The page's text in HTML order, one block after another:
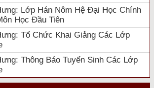
Lớp Hán Nôm Hệ Đại Học Chính
Học Đầu Tiên
Tổ Chức Khai Giảng Các Lớp
Thông Báo Tuyển Sinh Các Lớp